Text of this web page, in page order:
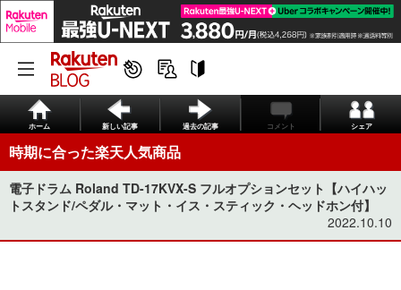
ホーム 新しい記事 過去の記事 コメント シェア
時期に合った楽天人気商品
電子ドラム Roland TD-17KVX-S フルオプションセット【ハイハッ
トスタンド/ペダル・マット・イス・スティック・ヘッドホン付】
2022.10.10